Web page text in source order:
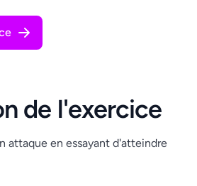
de l'exercice
attaque en essayant d'atteindre